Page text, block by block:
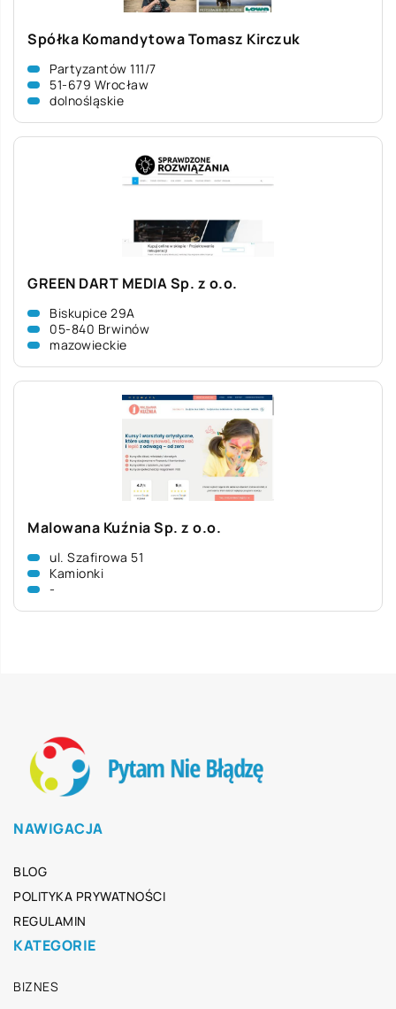
Spółka Komandytowa Tomasz Kirczuk
Partyzantów 111/7
51-679 Wrocław
dolnośląskie
GREEN DART MEDIA Sp. z o.o.
Biskupice 29A
05-840 Brwinów
mazowieckie
Malowana Kuźnia Sp. z o.o.
ul. Szafirowa 51
Kamionki
-
NAWIGACJA
BLOG
POLITYKA PRYWATNOŚCI
REGULAMIN
KATEGORIE
BIZNES